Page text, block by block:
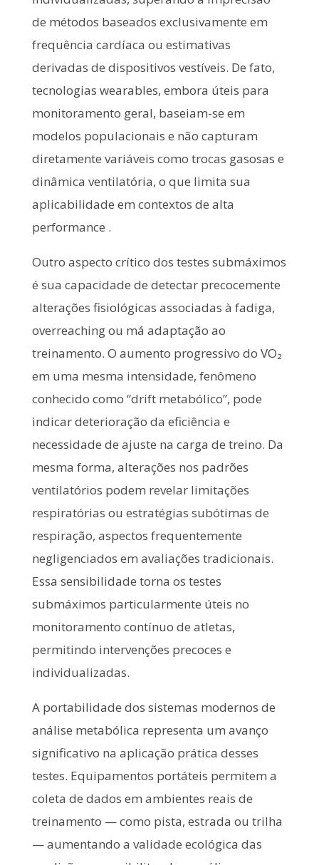
de métodos baseados exclusivamente em
frequência cardíaca ou estimativas
derivadas de dispositivos vestíveis. De fato,
tecnologias wearables, embora úteis para
monitoramento geral, baseiam-se em
modelos populacionais e não capturam
diretamente variáveis como trocas gasosas e
dinâmica ventilatória, o que limita sua
aplicabilidade em contextos de alta
performance .
Outro aspecto crítico dos testes submáximos
é sua capacidade de detectar precocemente
alterações fisiológicas associadas à fadiga,
overreaching ou má adaptação ao
treinamento. O aumento progressivo do VO₂
em uma mesma intensidade, fenômeno
conhecido como “drift metabólico”, pode
indicar deterioração da eficiência e
necessidade de ajuste na carga de treino. Da
mesma forma, alterações nos padrões
ventilatórios podem revelar limitações
respiratórias ou estratégias subótimas de
respiração, aspectos frequentemente
negligenciados em avaliações tradicionais.
Essa sensibilidade torna os testes
submáximos particularmente úteis no
monitoramento contínuo de atletas,
permitindo intervenções precoces e
individualizadas.
A portabilidade dos sistemas modernos de
análise metabólica representa um avanço
significativo na aplicação prática desses
testes. Equipamentos portáteis permitem a
coleta de dados em ambientes reais de
treinamento — como pista, estrada ou trilha
— aumentando a validade ecológica das